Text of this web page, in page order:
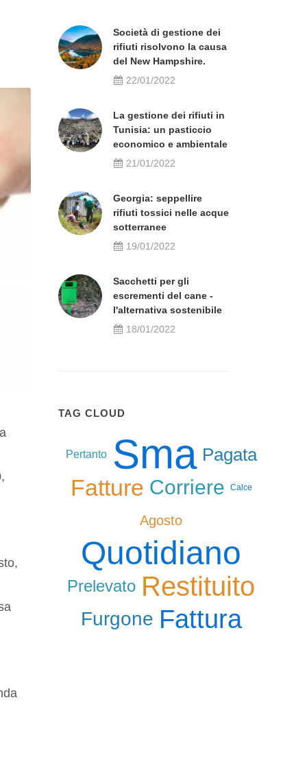
Società di gestione dei
rifiuti risolvono la causa
del New Hampshire.
22/01/2022
La gestione dei rifiuti in
Tunisia: un pasticcio
economico e ambientale
21/01/2022
Georgia: seppellire
rifiuti tossici nelle acque
sotterranee
19/01/2022
Sacchetti per gli
escrementi del cane -
l'alternativa sostenibile
18/01/2022
TAG CLOUD
Pertanto Sma Pagata
Fatture Corriere Calce
Agosto
Quotidiano
Prelevato Restituito
Furgone Fattura